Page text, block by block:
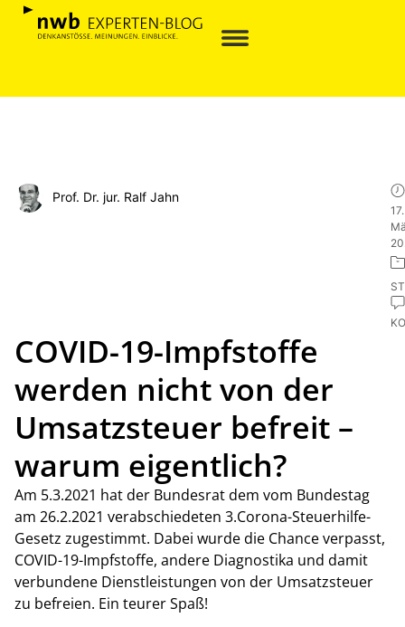
Prof. Dr. jur. Ralf Jahn
17.
COVID-19-Impfstoffe
werden nicht von der
Umsatzsteuer befreit –
warum eigentlich?
Am 5.3.2021 hat der Bundesrat dem vom Bundestag
am 26.2.2021 verabschiedeten 3.Corona-Steuerhilfe-
Gesetz zugestimmt. Dabei wurde die Chance verpasst,
COVID-19-Impfstoffe, andere Diagnostika und damit
verbundene Dienstleistungen von der Umsatzsteuer
zu befreien. Ein teurer Spaß!